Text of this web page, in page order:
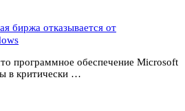
биржа отказывается от
программное обеспечение Microsoft
в критически …